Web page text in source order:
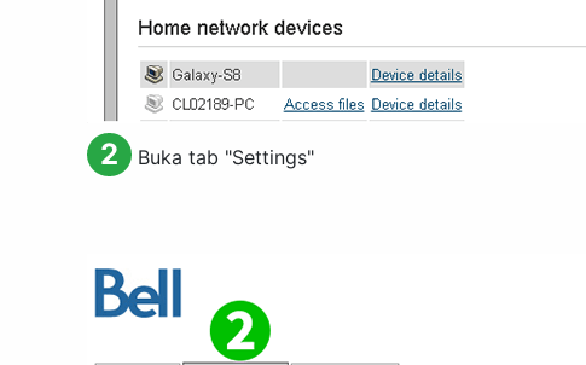
2 Buka tab "Settings"